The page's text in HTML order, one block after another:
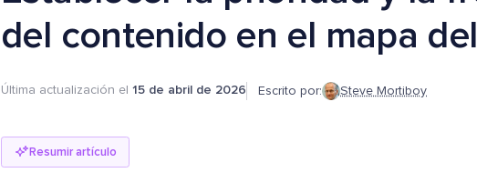
del contenido en el mapa
Última actualización el 15 de abril de 2026 Escrito por: Steve Mortiboy
Resumir artículo